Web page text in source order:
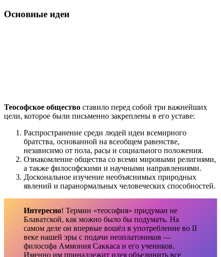
Основные идеи
Теософское общество ставило перед собой три важнейших
цели, которое были письменно закреплены в его уставе:
Распространение среди людей идеи всемирного
братства, основанной на всеобщем равенстве,
независимо от пола, расы и социального положения.
Ознакомление общества со всеми мировыми религиями,
а также философскими и научными направлениями.
Доскональное изучение необъяснимых природных
явлений и паранормальных человеческих способностей.
Интересно! Термин «теософия» придуман не
Блаватской, как можно было бы подумать. На
самом деле он впервые вошёл в употребление во II
веке нашей эры с подачи неоплатоников —
философа Аммония Саккаса и его учеников.
Именно им принадлежит идея объединить все